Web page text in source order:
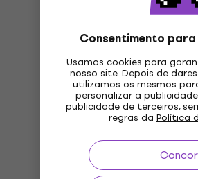
Consentimento
Usamos cookies para
nosso site. Depois de
utilizamos os mesmos
personalizar a
publicidade de terceiros,
regras da Política